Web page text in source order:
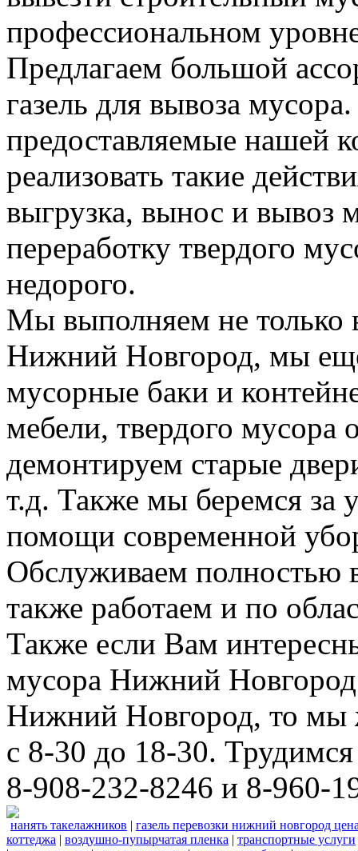
профессиональном
Предлагаем большой
газель для вывоза
предоставляемые нашей
реализовать такие
выгрузка, вынос и вывоз
переработку твердого
недорого.
Мы выполняем не только
Нижний Новгород, мы
мусорные баки и
мебели, твердого мусора
демонтируем старые
т.д. Также мы беремся за
помощи современной
Обслуживаем полностью
также работаем и по
Также если Вам
мусора Нижний
Нижний Новгород, то мы
с 8-30 до 18-30.
8-908-232-8246 и 8-960-
нанять такелажников | газель перевозки нижний новгород
коттеджа | воздушно-пупырчатая пленка | транспортные услуги